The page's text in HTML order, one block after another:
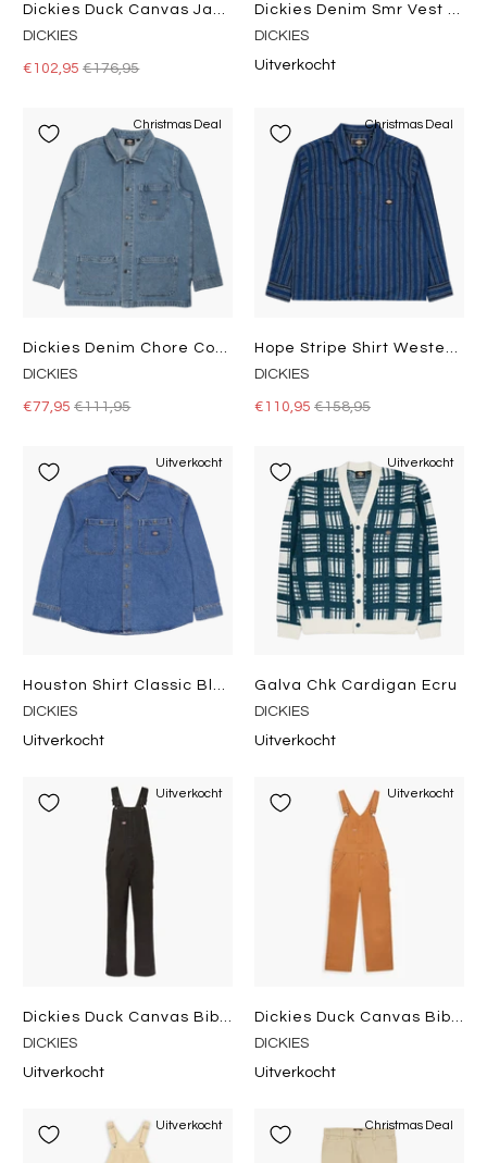
Dickies Duck Canvas Jackt Stone Washed Brown Duck
DICKIES
€102,95€176,95
Dickies Denim Smr Vest Light Wash
DICKIES
Uitverkocht
Christmas Deal
DICKIES
€77,95€111,95
Christmas Deal
DICKIES
€110,95 €158,95
Uitverkocht
Houston Shirt Classic Blue
DICKIES
Uitverkocht
Uitverkocht
Galva Chk Cardigan Ecru
DICKIES
Uitverkocht
Uitverkocht
Dickies Duck Canvas Bib Stone Washed Black
DICKIES
Uitverkocht
Uitverkocht
Dickies Duck Canvas Bib Stone Washed Brown Duck
DICKIES
Uitverkocht
Uitverkocht Christmas Deal